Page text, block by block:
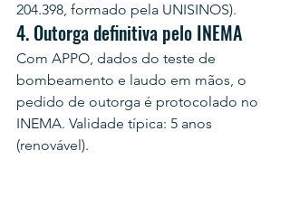
204.398, formado pela UNISINOS).
4. Outorga definitiva pelo INEMA
Com APPO, dados do teste de
bombeamento e laudo em mãos, o
pedido de outorga é protocolado no
INEMA. Validade típica: 5 anos
(renovável).